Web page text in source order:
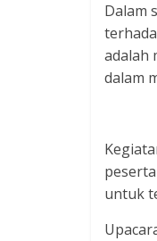
Dalam
adalah
dalam
untuk